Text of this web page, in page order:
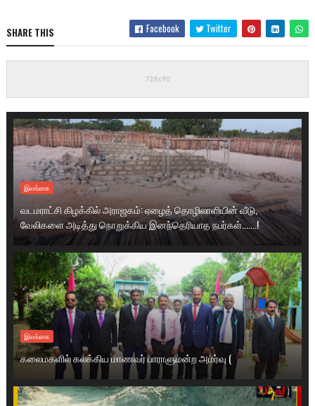
SHARE THIS Facebook Twitter
இலங்கை
வடமராட்சி கிழக்கில் அராஜகம்: ஏழைத் தொழிலாளியின் வீடு,
வேலிகளை அடித்து நொறுக்கிய இனந்தெரியாத நபர்கள்.......!
இலங்கை
கலைமகளில் கலக்கிய மாணவர் பாராளுமன்ற அமர்வு (